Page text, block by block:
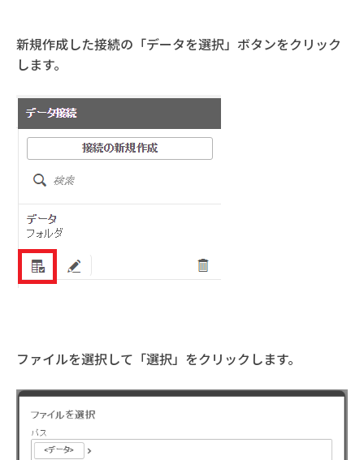
新規作成した接続の「データを選択」ボタンをクリック
します。
ファイルを選択して「選択」をクリックします。